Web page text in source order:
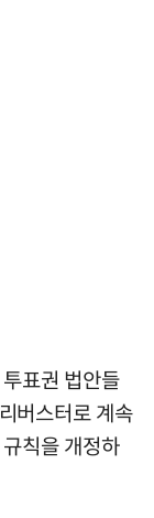
표권 법안들
버스터로 계속
칙을 개정하